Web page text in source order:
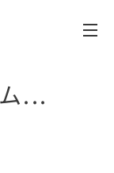
...